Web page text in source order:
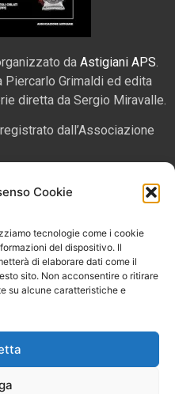
Cookie
tecnologie come i cookie
del dispositivo. Il
di elaborare dati come il
sito. Non acconsentire o ritirare
su alcune caratteristiche e
da Astigiani APS.
Piercarlo Grimaldi ed edita
diretta da Sergio Miravalle.
dall’Associazione
2 (angolo corso Alfieri),
emailinfo@bagnacaudaday.it
testata registrata al
responsabile Sergio
APS |
policy